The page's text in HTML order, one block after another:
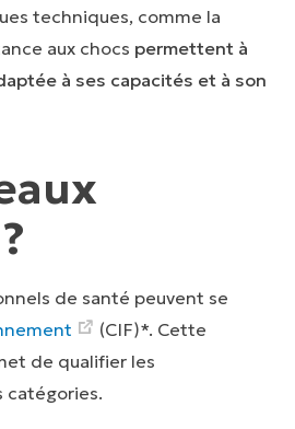
techniques, comme la
aux chocs permettent à
à ses capacités et à son
de santé peuvent se
(CIF)*. Cette
de qualifier les
catégories.